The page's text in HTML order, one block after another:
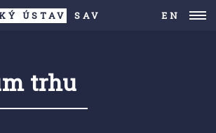
ÚSTAV SAV EN
trhu